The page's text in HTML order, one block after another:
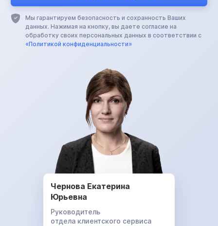
Мы гарантируем безопасность и сохранность Ваших
данных. Нажимая на кнопку, вы даете согласие на
обработку своих персональных данных в соответствии с
«Политикой конфиденциальности»
Чернова Екатерина
Юрьевна
Руководитель
отдела клиентского сервиса